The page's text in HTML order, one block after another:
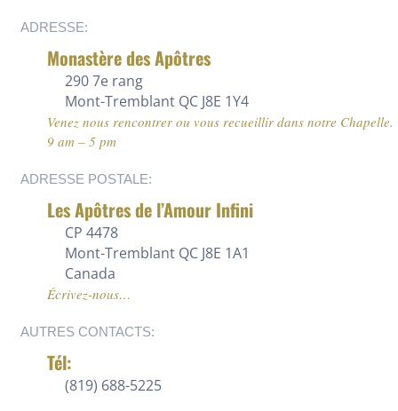
ADRESSE:
Monastère des Apôtres
290 7e rang
Mont-Tremblant QC J8E 1Y4
Venez nous rencontrer ou vous recueillir dans notre Chapelle.
9 am – 5 pm
ADRESSE POSTALE:
Les Apôtres de l’Amour Infini
CP 4478
Mont-Tremblant QC J8E 1A1
Canada
Écrivez-nous…
AUTRES CONTACTS:
Tél:
(819) 688-5225